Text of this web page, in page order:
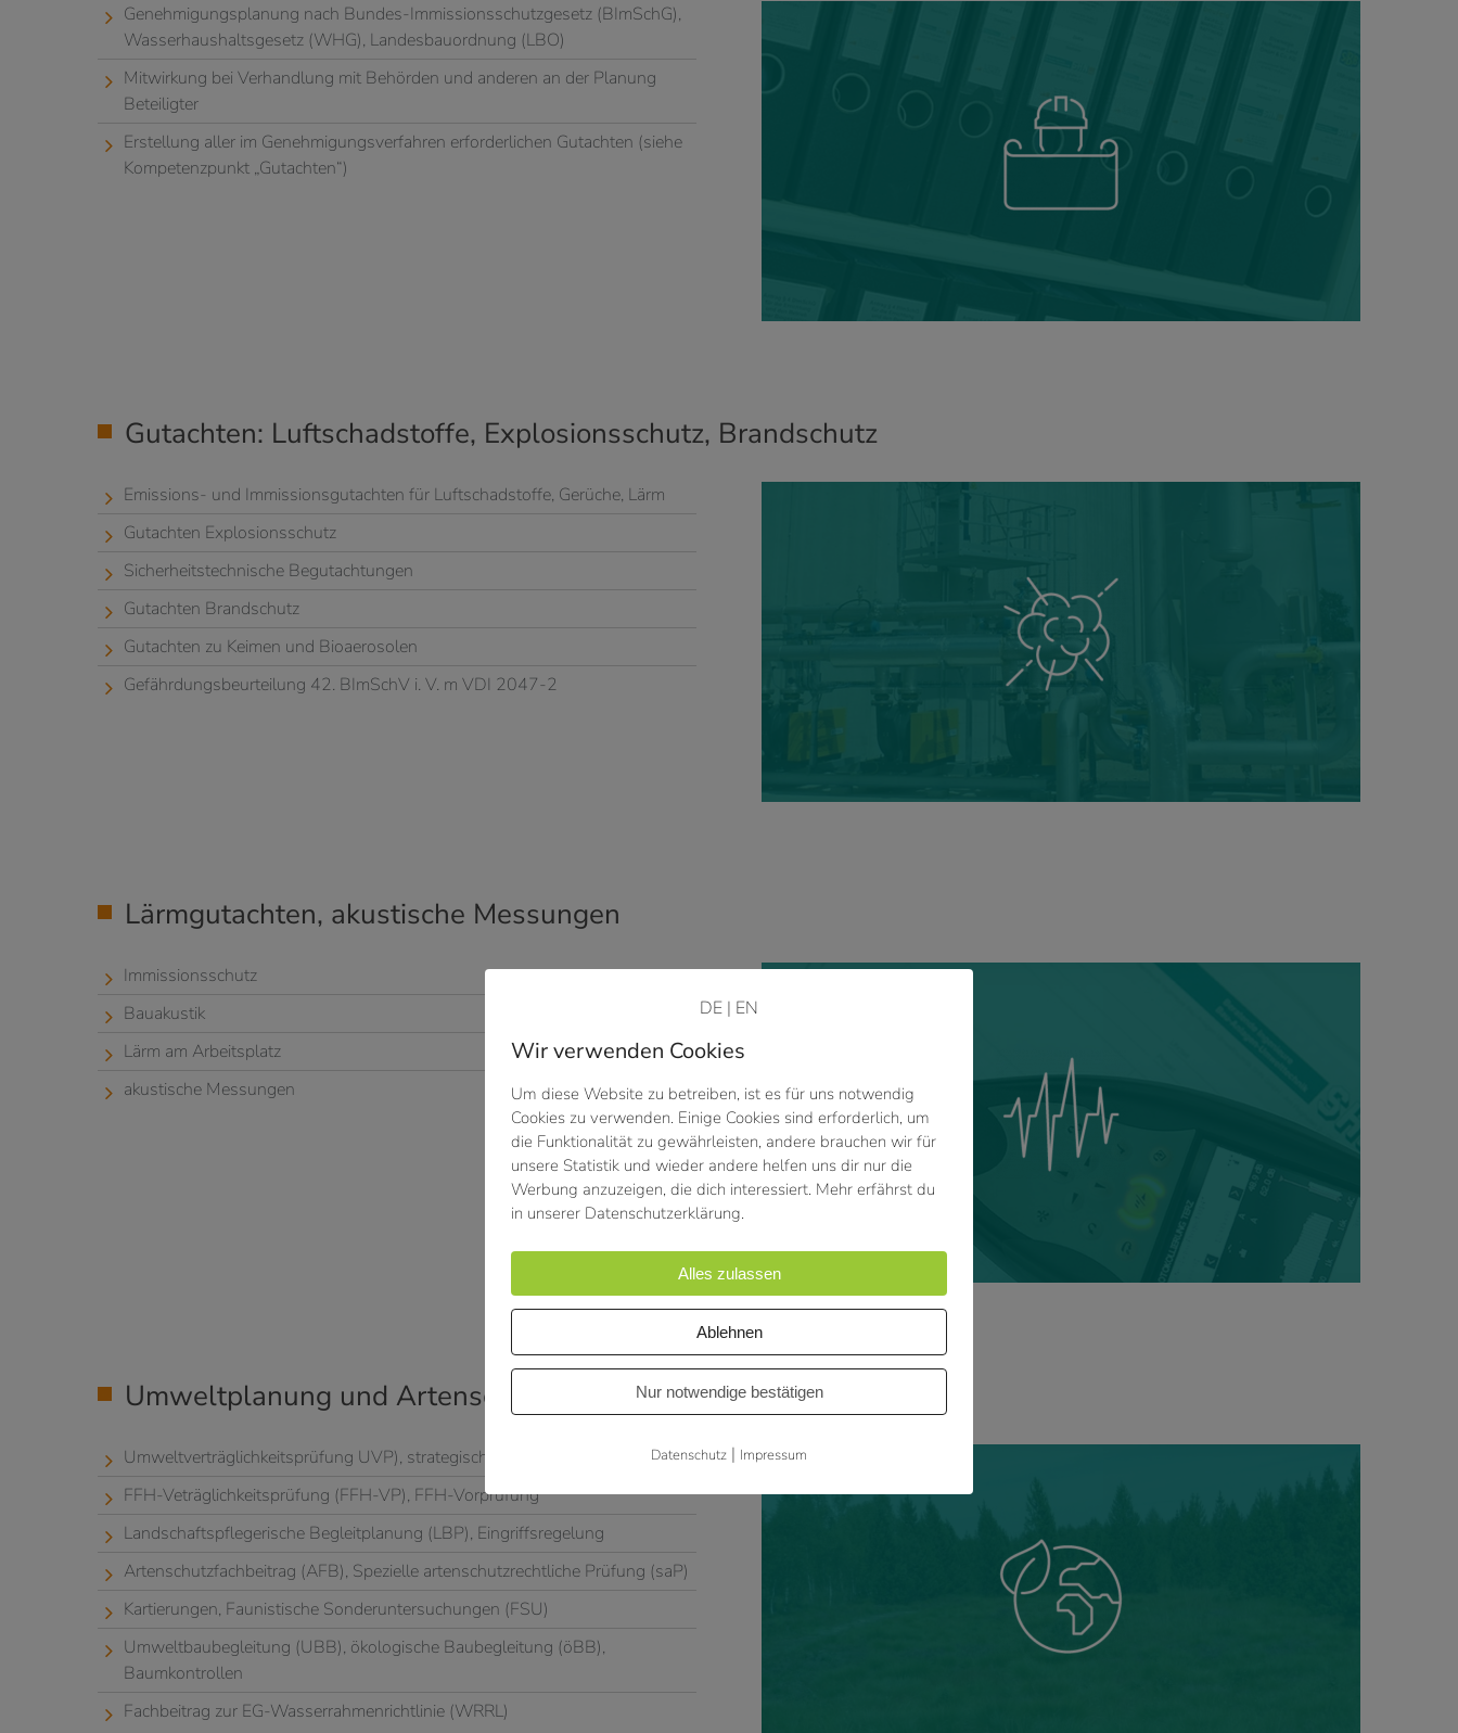
Genehmigungsplanung nach Bundes-Immissionsschutzgesetz (BImSchG),
Wasserhaushaltsgesetz (WHG), Landesbauordnung (LBO)
Mitwirkung bei Verhandlung mit Behörden und anderen an der Planung
Beteiligter
Erstellung aller im Genehmigungsverfahren erforderlichen Gutachten (siehe
Kompetenzpunkt „Gutachten“)
Gutachten: Luftschadstoffe, Explosionsschutz, Brandschutz
Emissions- und Immissionsgutachten für Luftschadstoffe, Gerüche, Lärm
Gutachten Explosionsschutz
Sicherheitstechnische Begutachtungen
Gutachten Brandschutz
Gutachten zu Keimen und Bioaerosolen
Gefährdungsbeurteilung 42. BImSchV i. V. m VDI 2047-2
Lärmgutachten, akustische Messungen
Immissionsschutz
Bauakustik
Lärm am Arbeitsplatz
akustische Messungen
Umweltplanung und Artenschutz
Umweltverträglichkeitsprüfung UVP), strategische Umweltpürfung (SUP)
FFH-Veträglichkeitsprüfung (FFH-VP), FFH-Vorprüfung
Landschaftspflegerische Begleitplanung (LBP), Eingriffsregelung
Artenschutzfachbeitrag (AFB), Spezielle artenschutzrechtliche Prüfung (saP)
Kartierungen, Faunistische Sonderuntersuchungen (FSU)
Umweltbaubegleitung (UBB), ökologische Baubegleitung (öBB),
Baumkontrollen
Fachbeitrag zur EG-Wasserrahmenrichtlinie (WRRL)
DE | EN
Wir verwenden Cookies
Um diese Website zu betreiben, ist es für uns notwendig
Cookies zu verwenden. Einige Cookies sind erforderlich, um
die Funktionalität zu gewährleisten, andere brauchen wir für
unsere Statistik und wieder andere helfen uns dir nur die
Werbung anzuzeigen, die dich interessiert. Mehr erfährst du
in unserer Datenschutzerklärung.
Alles zulassen
Ablehnen
Nur notwendige bestätigen
Datenschutz | Impressum